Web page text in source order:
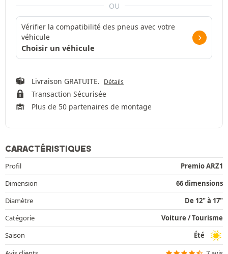
OU
Vérifier la compatibilité des pneus avec votre
véhicule
Choisir un véhicule
Livraison GRATUITE. Détails
Transaction Sécurisée
Plus de 50 partenaires de montage
CARACTÉRISTIQUES
Profil
Premio ARZ1
Dimension
66 dimensions
Diamètre
De 12" à 17"
Catégorie
Voiture / Tourisme
Saison
Été